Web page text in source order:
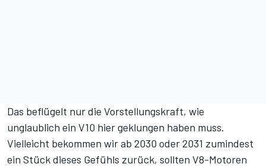
Das beflügelt nur die Vorstellungskraft, wie
unglaublich ein V10 hier geklungen haben muss.
Vielleicht bekommen wir ab 2030 oder 2031 zumindest
ein Stück dieses Gefühls zurück, sollten V8-Motoren